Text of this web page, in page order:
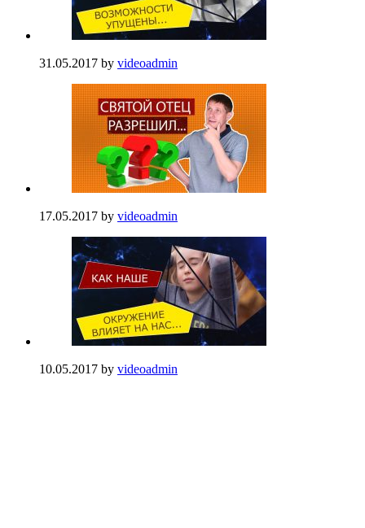
31.05.2017 by videoadmin
17.05.2017 by videoadmin
10.05.2017 by videoadmin